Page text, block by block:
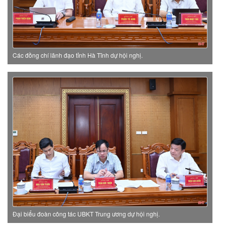
Các đồng chí lãnh đạo tỉnh Hà Tĩnh dự hội nghị.
Đại biểu đoàn công tác UBKT Trung ương dự hội nghị.